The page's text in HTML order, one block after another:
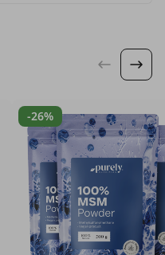
-26%